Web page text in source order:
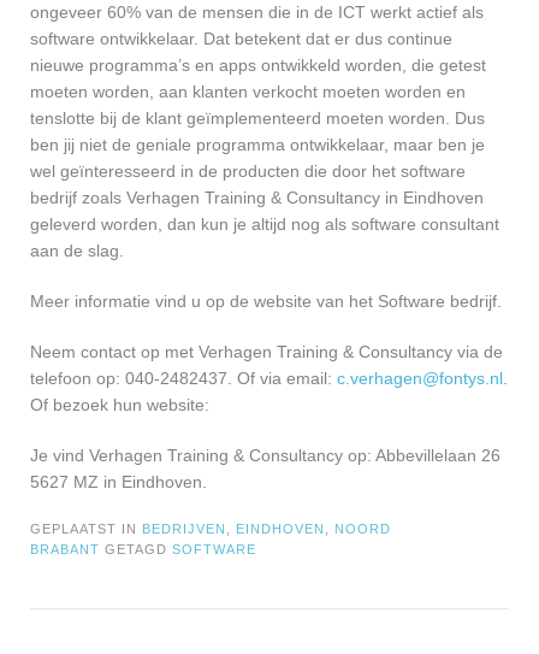
ongeveer 60% van de mensen die in de ICT werkt actief als
software ontwikkelaar. Dat betekent dat er dus continue
nieuwe programma’s en apps ontwikkeld worden, die getest
moeten worden, aan klanten verkocht moeten worden en
tenslotte bij de klant geïmplementeerd moeten worden. Dus
ben jij niet de geniale programma ontwikkelaar, maar ben je
wel geïnteresseerd in de producten die door het software
bedrijf zoals Verhagen Training & Consultancy in Eindhoven
geleverd worden, dan kun je altijd nog als software consultant
aan de slag.
Meer informatie vind u op de website van het Software bedrijf.
Neem contact op met Verhagen Training & Consultancy via de
telefoon op: 040-2482437. Of via email: c.verhagen@fontys.nl
Of bezoek hun website:
Je vind Verhagen Training & Consultancy op: Abbevillelaan 26
5627 MZ in Eindhoven.
GEPLAATST IN BEDRIJVEN EINDHOVEN
NOORD
BRABANT GETAGD SOFTWARE